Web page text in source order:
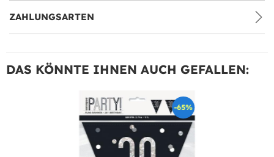
ZAHLUNGSARTEN
DAS KÖNNTE IHNEN AUCH GEFALLEN:
-65%